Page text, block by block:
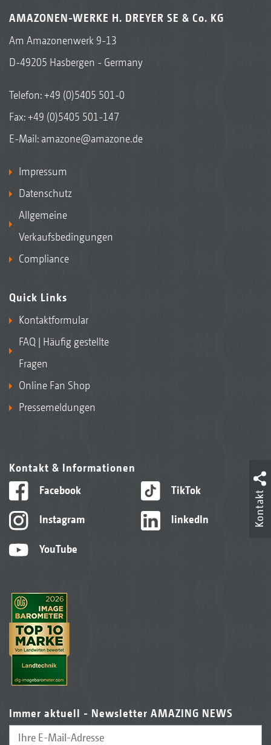
AMAZONEN-WERKE H. DREYER SE & Co. KG
Am Amazonenwerk 9-13
D-49205 Hasbergen - Germany
Telefon:+49 (0)5405 501-0
Fax: +49 (0)5405 501-147
E-Mail: amazone@amazone.de
Impressum
Datenschutz
Allgemeine
Verkaufsbedingungen
Compliance
Quick Links
Kontaktformular
FAQ | Häufig gestellte
Fragen
Online Fan Shop
Pressemeldungen
Kontakt & Informationen
Facebook
Instagram
YouTube
TikTok
linkedIn
Immer aktuell - Newsletter AMAZING NEWS
Kontakt